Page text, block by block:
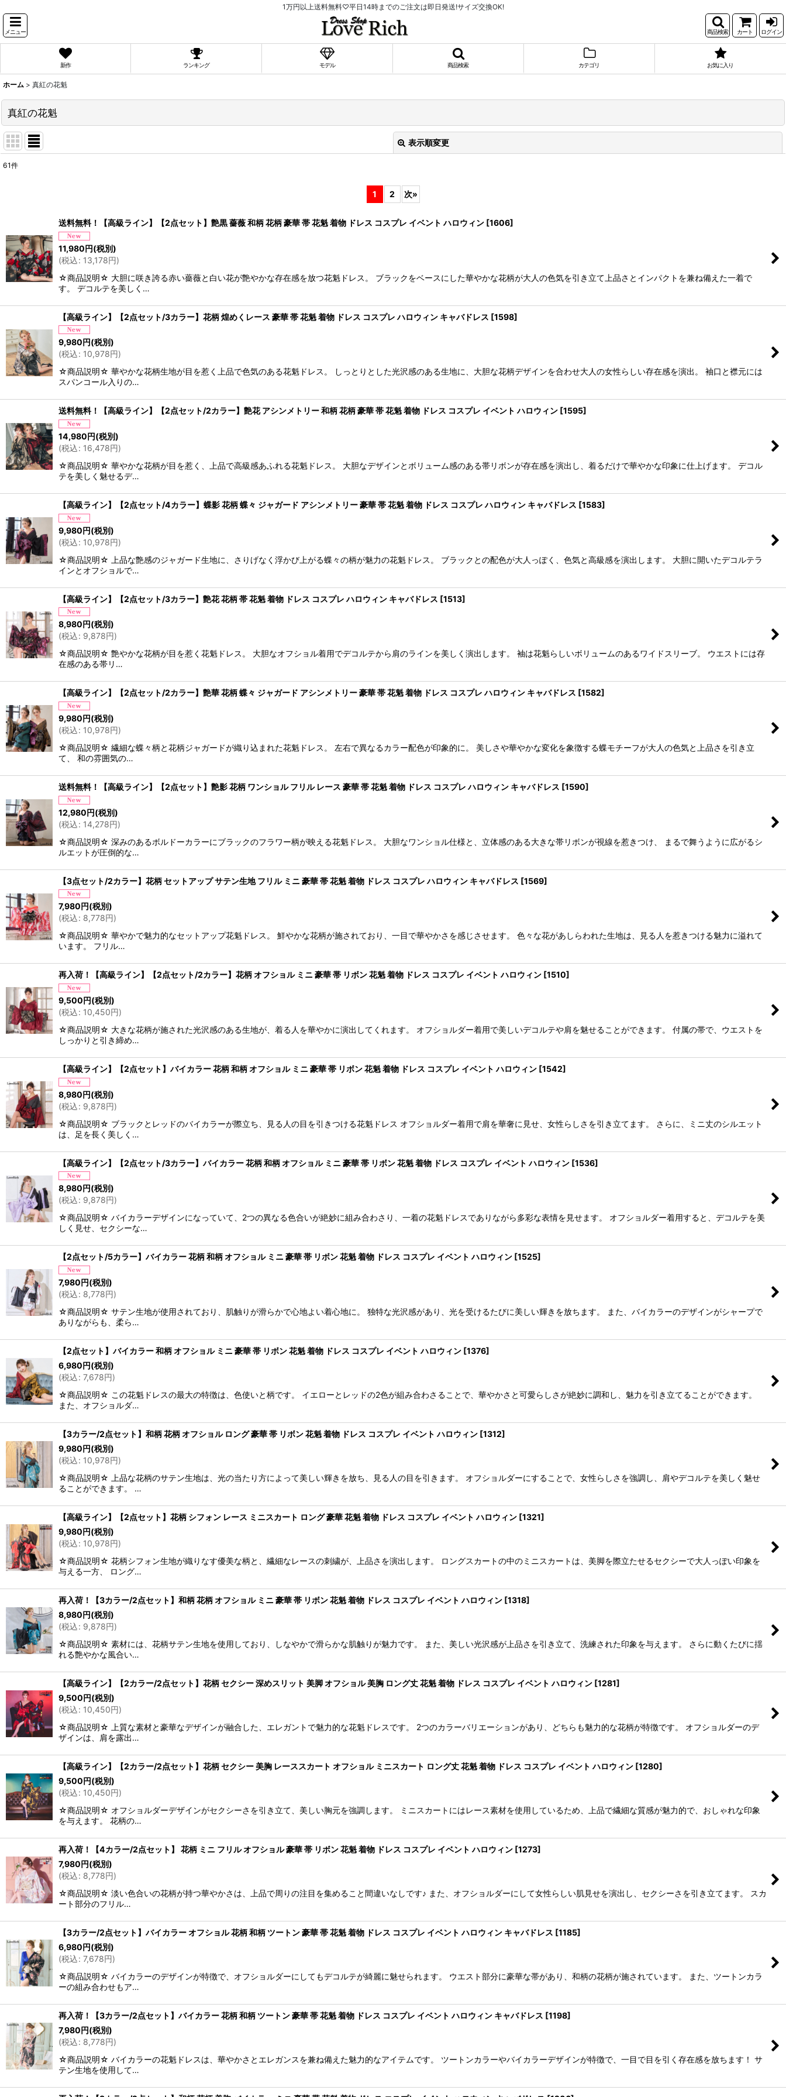
1万円以上送料無料♡平日14時までのご注文は即日発送!サイズ交換OK!
メニュー 商品検索 カート ログイン
新作 ランキング モデル 商品検索 カテゴリ お気に入り
ホーム > 真紅の花魁
真紅の花魁
表示順変更
61件
1 2 次»
送料無料！【高級ライン】【2点セット】艶黒 薔薇 和柄 花柄 豪華 帯 花魁 着物 ドレス コスプレ イベント ハロウィン [1606]
11,980円(税別)
(税込: 13,178円)
☆商品説明☆ 大胆に咲き誇る赤い薔薇と白い花が艶やかな存在感を放つ花魁ドレス。 ブラックをベースにした華やかな花柄が大人の色気を引き立て上品さとインパクトを兼ね備えた一着で
す。 デコルテを美しく…
【高級ライン】【2点セット/3カラー】花柄 煌めくレース 豪華 帯 花魁 着物 ドレス コスプレ ハロウィン キャバドレス [1598]
9,980円(税別)
(税込: 10,978円)
☆商品説明☆ 華やかな花柄生地が目を惹く上品で色気のある花魁ドレス。 しっとりとした光沢感のある生地に、大胆な花柄デザインを合わせ大人の女性らしい存在感を演出。 袖口と襟元には
スパンコール入りの…
送料無料！【高級ライン】【2点セット/2カラー】艶花 アシンメトリー 和柄 花柄 豪華 帯 花魁 着物 ドレス コスプレ イベント ハロウィン [1595]
14,980円(税別)
(税込: 16,478円)
☆商品説明☆ 華やかな花柄が目を惹く、上品で高級感あふれる花魁ドレス。 大胆なデザインとボリューム感のある帯リボンが存在感を演出し、着るだけで華やかな印象に仕上げます。 デコル
テを美しく魅せるデ…
【高級ライン】【2点セット/4カラー】蝶影 花柄 蝶々 ジャガード アシンメトリー 豪華 帯 花魁 着物 ドレス コスプレ ハロウィン キャバドレス [1583]
9,980円(税別)
(税込: 10,978円)
☆商品説明☆ 上品な艶感のジャガード生地に、さりげなく浮かび上がる蝶々の柄が魅力の花魁ドレス。 ブラックとの配色が大人っぽく、色気と高級感を演出します。 大胆に開いたデコルテラ
インとオフショルで…
【高級ライン】【2点セット/3カラー】艶花 花柄 帯 花魁 着物 ドレス コスプレ ハロウィン キャバドレス [1513]
8,980円(税別)
(税込: 9,878円)
☆商品説明☆ 艶やかな花柄が目を惹く花魁ドレス。 大胆なオフショル着用でデコルテから肩のラインを美しく演出します。 袖は花魁らしいボリュームのあるワイドスリーブ。 ウエストには存
在感のある帯リ…
【高級ライン】【2点セット/2カラー】艶華 花柄 蝶々 ジャガード アシンメトリー 豪華 帯 花魁 着物 ドレス コスプレ ハロウィン キャバドレス [1582]
9,980円(税別)
(税込: 10,978円)
☆商品説明☆ 繊細な蝶々柄と花柄ジャガードが織り込まれた花魁ドレス。 左右で異なるカラー配色が印象的に。 美しさや華やかな変化を象徴する蝶モチーフが大人の色気と上品さを引き立
て、 和の雰囲気の…
送料無料！【高級ライン】【2点セット】艶影 花柄 ワンショル フリル レース 豪華 帯 花魁 着物 ドレス コスプレ ハロウィン キャバドレス [1590]
12,980円(税別)
(税込: 14,278円)
☆商品説明☆ 深みのあるボルドーカラーにブラックのフラワー柄が映える花魁ドレス。 大胆なワンショル仕様と、立体感のある大きな帯リボンが視線を惹きつけ、 まるで舞うように広がるシ
ルエットが圧倒的な…
【3点セット/2カラー】花柄 セットアップ サテン生地 フリル ミニ 豪華 帯 花魁 着物 ドレス コスプレ ハロウィン キャバドレス [1569]
7,980円(税別)
(税込: 8,778円)
☆商品説明☆ 華やかで魅力的なセットアップ花魁ドレス。 鮮やかな花柄が施されており、一目で華やかさを感じさせます。 色々な花があしらわれた生地は、見る人を惹きつける魅力に溢れて
います。 フリル…
再入荷！【高級ライン】【2点セット/2カラー】花柄 オフショル ミニ 豪華 帯 リボン 花魁 着物 ドレス コスプレ イベント ハロウィン [1510]
9,500円(税別)
(税込: 10,450円)
☆商品説明☆ 大きな花柄が施された光沢感のある生地が、着る人を華やかに演出してくれます。 オフショルダー着用で美しいデコルテや肩を魅せることができます。 付属の帯で、ウエストを
しっかりと引き締め…
【高級ライン】【2点セット】バイカラー 花柄 和柄 オフショル ミニ 豪華 帯 リボン 花魁 着物 ドレス コスプレ イベント ハロウィン [1542]
8,980円(税別)
(税込: 9,878円)
☆商品説明☆ ブラックとレッドのバイカラーが際立ち、見る人の目を引きつける花魁ドレス オフショルダー着用で肩を華奢に見せ、女性らしさを引き立てます。 さらに、ミニ丈のシルエット
は、足を長く美しく…
【高級ライン】【2点セット/3カラー】バイカラー 花柄 和柄 オフショル ミニ 豪華 帯 リボン 花魁 着物 ドレス コスプレ イベント ハロウィン [1536]
8,980円(税別)
(税込: 9,878円)
☆商品説明☆ バイカラーデザインになっていて、2つの異なる色合いが絶妙に組み合わさり、一着の花魁ドレスでありながら多彩な表情を見せます。 オフショルダー着用すると、デコルテを美
しく見せ、セクシーな…
【2点セット/5カラー】バイカラー 花柄 和柄 オフショル ミニ 豪華 帯 リボン 花魁 着物 ドレス コスプレ イベント ハロウィン [1525]
7,980円(税別)
(税込: 8,778円)
☆商品説明☆ サテン生地が使用されており、肌触りが滑らかで心地よい着心地に。 独特な光沢感があり、光を受けるたびに美しい輝きを放ちます。 また、バイカラーのデザインがシャープで
ありながらも、柔ら…
【2点セット】バイカラー 和柄 オフショル ミニ 豪華 帯 リボン 花魁 着物 ドレス コスプレ イベント ハロウィン [1376]
6,980円(税別)
(税込: 7,678円)
☆商品説明☆ この花魁ドレスの最大の特徴は、色使いと柄です。 イエローとレッドの2色が組み合わさることで、華やかさと可愛らしさが絶妙に調和し、魅力を引き立てることができます。
また、オフショルダ…
【3カラー/2点セット】和柄 花柄 オフショル ロング 豪華 帯 リボン 花魁 着物 ドレス コスプレ イベント ハロウィン [1312]
9,980円(税別)
(税込: 10,978円)
☆商品説明☆ 上品な花柄のサテン生地は、光の当たり方によって美しい輝きを放ち、見る人の目を引きます。 オフショルダーにすることで、女性らしさを強調し、肩やデコルテを美しく魅せ
ることができます。 …
【高級ライン】【2点セット】花柄 シフォン レース ミニスカート ロング 豪華 花魁 着物 ドレス コスプレ イベント ハロウィン [1321]
9,980円(税別)
(税込: 10,978円)
☆商品説明☆ 花柄シフォン生地が織りなす優美な柄と、繊細なレースの刺繍が、上品さを演出します。 ロングスカートの中のミニスカートは、美脚を際立たせるセクシーで大人っぽい印象を
与える一方、 ロング…
再入荷！【3カラー/2点セット】和柄 花柄 オフショル ミニ 豪華 帯 リボン 花魁 着物 ドレス コスプレ イベント ハロウィン [1318]
8,980円(税別)
(税込: 9,878円)
☆商品説明☆ 素材には、花柄サテン生地を使用しており、しなやかで滑らかな肌触りが魅力です。 また、美しい光沢感が上品さを引き立て、洗練された印象を与えます。 さらに動くたびに揺
れる艶やかな風合い…
【高級ライン】【2カラー/2点セット】花柄 セクシー 深めスリット 美脚 オフショル 美胸 ロング丈 花魁 着物 ドレス コスプレ イベント ハロウィン [1281]
9,500円(税別)
(税込: 10,450円)
☆商品説明☆ 上質な素材と豪華なデザインが融合した、エレガントで魅力的な花魁ドレスです。 2つのカラーバリエーションがあり、どちらも魅力的な花柄が特徴です。 オフショルダーのデ
ザインは、肩を露出…
【高級ライン】【2カラー/2点セット】花柄 セクシー 美胸 レーススカート オフショル ミニスカート ロング丈 花魁 着物 ドレス コスプレ イベント ハロウィン [1280]
9,500円(税別)
(税込: 10,450円)
☆商品説明☆ オフショルダーデザインがセクシーさを引き立て、美しい胸元を強調します。 ミニスカートにはレース素材を使用しているため、上品で繊細な質感が魅力的で、おしゃれな印象
を与えます。 花柄の…
再入荷！【4カラー/2点セット】 花柄 ミニ フリル オフショル 豪華 帯 リボン 花魁 着物 ドレス コスプレ イベント ハロウィン [1273]
7,980円(税別)
(税込: 8,778円)
☆商品説明☆ 淡い色合いの花柄が持つ華やかさは、上品で周りの注目を集めること間違いなしです♪ また、オフショルダーにして女性らしい肌見せを演出し、セクシーさを引き立てます。 スカ
ート部分のフリル…
【3カラー/2点セット】バイカラー オフショル 花柄 和柄 ツートン 豪華 帯 花魁 着物 ドレス コスプレ イベント ハロウィン キャバドレス [1185]
6,980円(税別)
(税込: 7,678円)
☆商品説明☆ バイカラーのデザインが特徴で、オフショルダーにしてもデコルテが綺麗に魅せられます。 ウエスト部分に豪華な帯があり、和柄の花柄が施されています。 また、ツートンカラ
ーの組み合わせもア…
再入荷！【3カラー/2点セット】バイカラー 花柄 和柄 ツートン 豪華 帯 花魁 着物 ドレス コスプレ イベント ハロウィン キャバドレス [1198]
7,980円(税別)
(税込: 8,778円)
☆商品説明☆ バイカラーの花魁ドレスは、華やかさとエレガンスを兼ね備えた魅力的なアイテムです。 ツートンカラーやバイカラーデザインが特徴で、一目で目を引く存在感を放ちます！ サ
テン生地を使用して…